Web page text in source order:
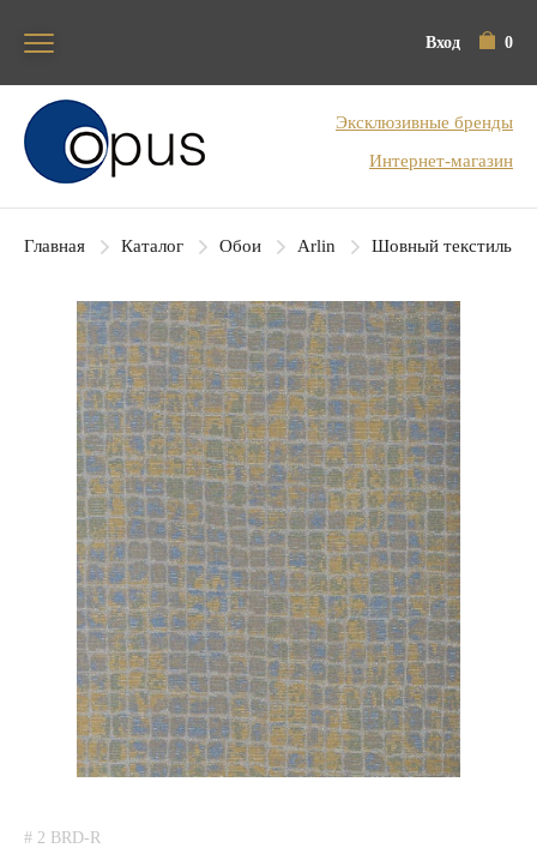
Вход 0
Блок поиска
Эксклюзивные бренды
Интернет-магазин
Главная Каталог Обои Arlin Шовный текстиль
# 2 BRD-R